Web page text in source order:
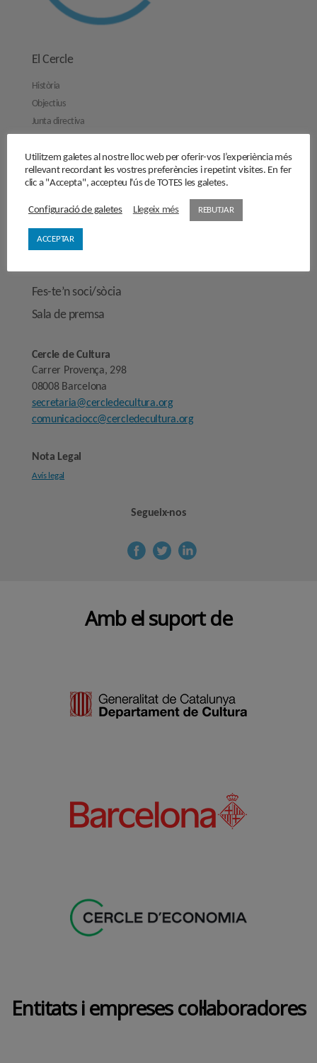
El Cercle
Història
Objectius
Junta directiva
Contacta’ns
Activitats
Reflexions
Opinions
Manifestos
Fes-te’n soci/sòcia
Sala de premsa
Cercle de Cultura
Carrer Provença, 298
08008 Barcelona
secretaria@cercledecultura.org
comunicaciocc@cercledecultura.org
Nota Legal
Avís legal
Segueix-nos
Amb el suport de
Entitats i empreses col·laboradores
Utilitzem galetes al nostre lloc web per oferir-vos l’experiència més
rellevant recordant les vostres preferències i repetint visites. En fer
clic a "Accepta", accepteu l'ús de TOTES les galetes.
Configuració de galetes Llegeix més REBUTJAR
ACCEPTAR